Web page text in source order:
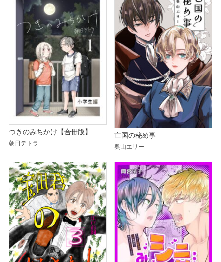
つきのみちかけ【合冊版】
朝日テトラ
亡国の秘め事
奥山エリー